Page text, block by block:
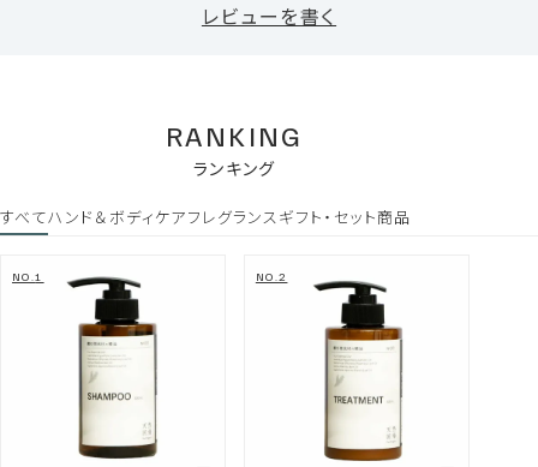
する過程で生まれる端材となる未利用茶葉を、1か月以上かけ
て、ボディソープ・ハンドウォッシュの美容成分としてエキス化。
Gallery
レビューを書く
RANKING
ランキング
すべてハンド＆ボディケアフレグランスギフト・セット商品